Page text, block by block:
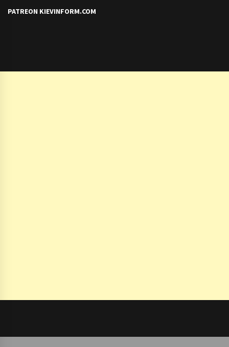
PATREON KIEVINFORM.COM